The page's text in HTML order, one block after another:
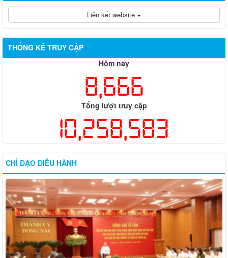
Liên kết website
THỐNG KÊ TRUY CẬP
Hôm nay
8,666
Tổng lượt truy cập
10,258,583
CHỈ ĐẠO ĐIỀU HÀNH